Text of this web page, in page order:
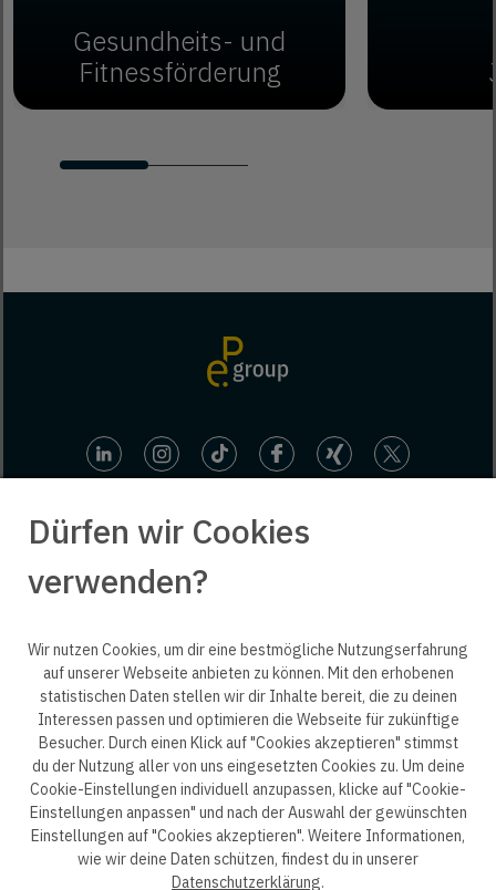
Gesundheits- und
Fitnessförderung
ep life science
Datenschutzerklärung B2B Datenschutzerklärung
Datenschutzhinweise Bewerber
Dürfen wir Cookies
verwenden?
Wir nutzen Cookies, um dir eine bestmögliche Nutzungserfahrung
auf unserer Webseite anbieten zu können. Mit den erhobenen
statistischen Daten stellen wir dir Inhalte bereit, die zu deinen
Interessen passen und optimieren die Webseite für zukünftige
Besucher. Durch einen Klick auf "Cookies akzeptieren" stimmst
du der Nutzung aller von uns eingesetzten Cookies zu. Um deine
Cookie-Einstellungen individuell anzupassen, klicke auf "Cookie-
Einstellungen anpassen" und nach der Auswahl der gewünschten
Einstellungen auf "Cookies akzeptieren". Weitere Informationen,
wie wir deine Daten schützen, findest du in unserer
Datenschutzerklärung.